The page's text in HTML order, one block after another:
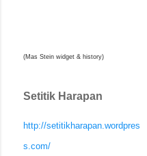
(Mas Stein widget & history)
Setitik Harapan
http://setitikharapan.wordpres
s.com/